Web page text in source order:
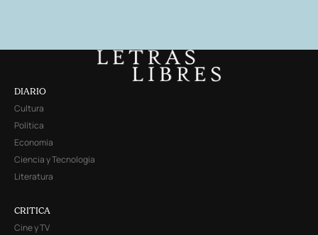
DIARIO
Cultura
Política
Economía
Ciencia y Tecnología
Literatura
CRITICA
Cine y TV